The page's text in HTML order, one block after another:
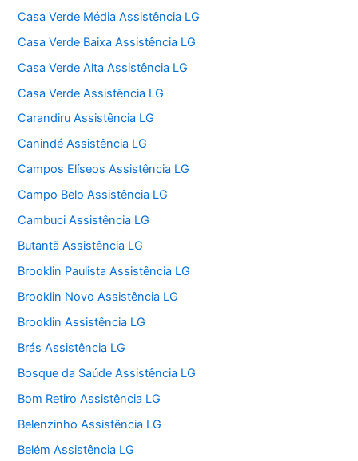
Casa Verde Média Assistência LG
Casa Verde Baixa Assistência LG
Casa Verde Alta Assistência LG
Casa Verde Assistência LG
Carandiru Assistência LG
Canindé Assistência LG
Campos Elíseos Assistência LG
Campo Belo Assistência LG
Cambuci Assistência LG
Butantã Assistência LG
Brooklin Paulista Assistência LG
Brooklin Novo Assistência LG
Brooklin Assistência LG
Brás Assistência LG
Bosque da Saúde Assistência LG
Bom Retiro Assistência LG
Belenzinho Assistência LG
Belém Assistência LG